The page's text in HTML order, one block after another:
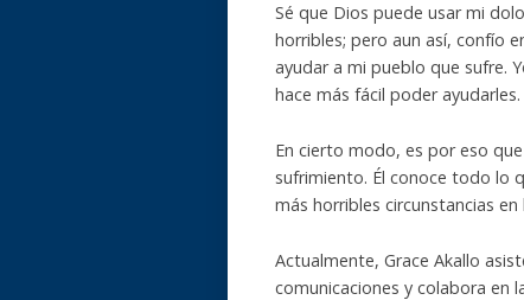
Sé que Dios puede usar mi
horribles; pero aun así, confío
ayudar a mi pueblo que sufre.
hace más fácil poder ayudarles.
En cierto modo, es por eso
sufrimiento. Él conoce todo lo
más horribles circunstancias
Actualmente, Grace Akallo
comunicaciones y colabora en